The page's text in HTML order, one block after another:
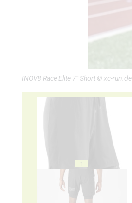
INOV8 Race Elite 7“ Short © xc-run.de
1